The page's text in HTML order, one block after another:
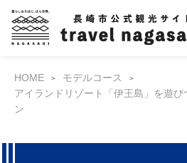
HOME
モデルコース
アイランドリゾート「伊王島」を遊
ン